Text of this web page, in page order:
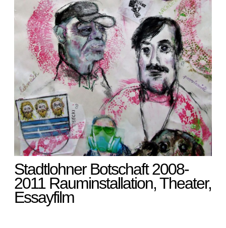
Stadtlohner Botschaft 2008-
2011 Rauminstallation, Theater,
Essayfilm